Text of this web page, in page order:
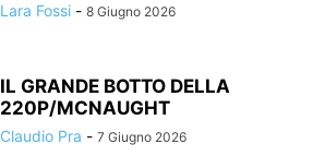
Lara Fossi - 8 Giugno 2026
IL GRANDE BOTTO DELLA
220P/MCNAUGHT
Claudio Pra - 7 Giugno 2026